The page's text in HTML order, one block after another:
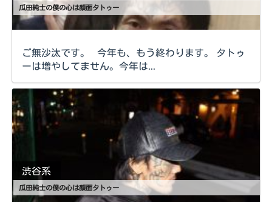
瓜田純士の僕の心は顔面タトゥー
ご無沙汰です。 今年も、もう終わります。 タトゥ
ーは増やしてません。今年は...
渋谷系
瓜田純士の僕の心は顔面タトゥー